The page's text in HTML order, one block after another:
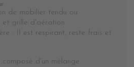
de mobilier tendu ou
et grille d'aération
:
Il est respirant, reste frais et
d'un mélange